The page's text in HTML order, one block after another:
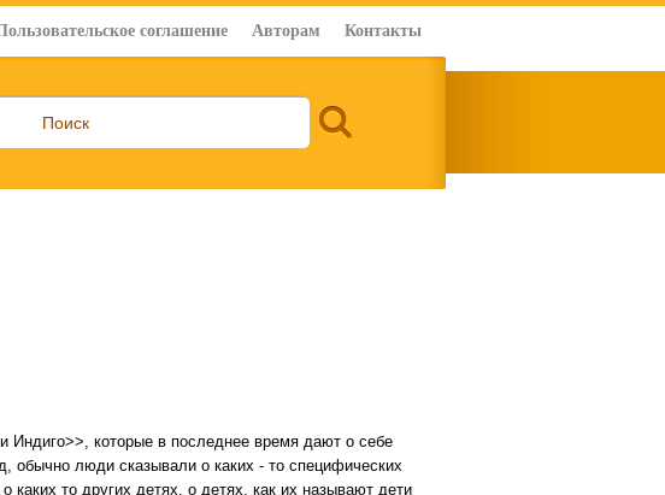
соглашение Авторам Контакты
Индиго>>, которые в последнее время дают о себе
обычно люди сказывали о каких - то специфических
то других детях, о детях, как их называют дети